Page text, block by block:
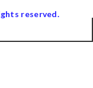
reserved.